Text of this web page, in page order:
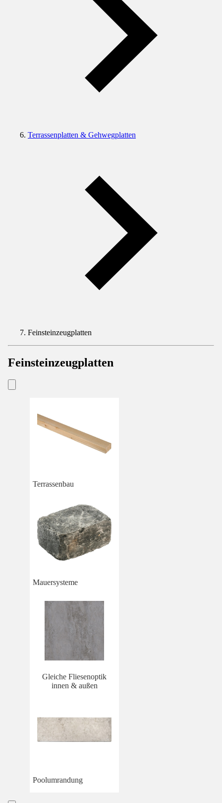
Terrassenplatten & Gehwegplatten
Feinsteinzeugplatten
Feinsteinzeugplatten
Terrassenbau
Mauersysteme
Gleiche Fliesenoptik
innen & außen
Poolumrandung